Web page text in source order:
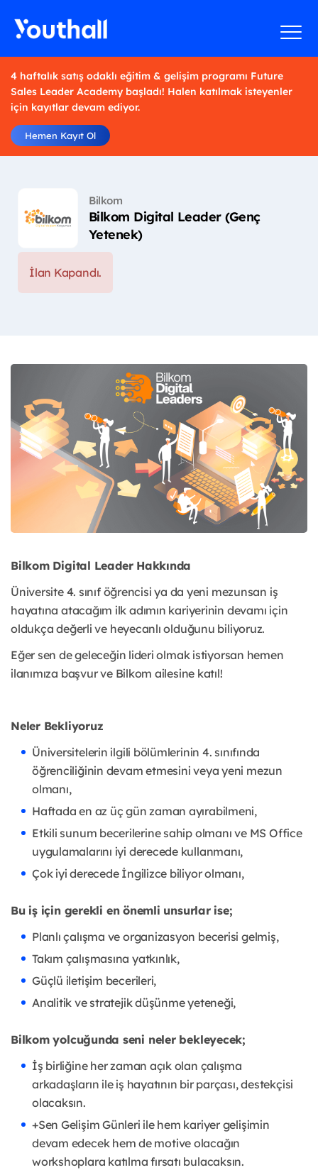
4 haftalık satış odaklı eğitim & gelişim programı Future
Sales Leader Academy başladı! Halen katılmak isteyenler
için kayıtlar devam ediyor.
Hemen Kayıt Ol
Bilkom
Bilkom Digital Leader (Genç
Yetenek)
İlan Kapandı.
Bilkom Digital Leader Hakkında
Üniversite 4. sınıf öğrencisi ya da yeni mezunsan iş
hayatına atacağım ilk adımın kariyerinin devamı için
oldukça değerli ve heyecanlı olduğunu biliyoruz.
Eğer sen de geleceğin lideri olmak istiyorsan hemen
ilanımıza başvur ve Bilkom ailesine katıl!
Neler Bekliyoruz
Üniversitelerin ilgili bölümlerinin 4. sınıfında
öğrenciliğinin devam etmesini veya yeni mezun
olmanı,
Haftada en az üç gün zaman ayırabilmeni,
Etkili sunum becerilerine sahip olmanı ve MS Office
uygulamalarını iyi derecede kullanmanı,
Çok iyi derecede İngilizce biliyor olmanı,
Bu iş için gerekli en önemli unsurlar ise;
Planlı çalışma ve organizasyon becerisi gelmiş,
Takım çalışmasına yatkınlık,
Güçlü iletişim becerileri,
Analitik ve stratejik düşünme yeteneği,
Bilkom yolcuğunda seni neler bekleyecek;
İş birliğine her zaman açık olan çalışma
arkadaşların ile iş hayatının bir parçası, destekçisi
olacaksın.
+Sen Gelişim Günleri ile hem kariyer gelişimin
devam edecek hem de motive olacağın
workshoplara katılma fırsatı bulacaksın.